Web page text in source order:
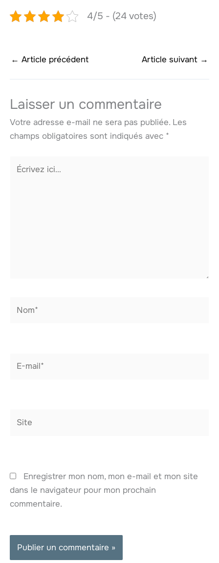
4/5 - (24 votes)
← Article précédent Article suivant →
Laisser un commentaire
Votre adresse e-mail ne sera pas publiée. Les
champs obligatoires sont indiqués avec *
Écrivez
ici…
Enregistrer mon nom, mon e-mail et mon site
dans le navigateur pour mon prochain
commentaire.